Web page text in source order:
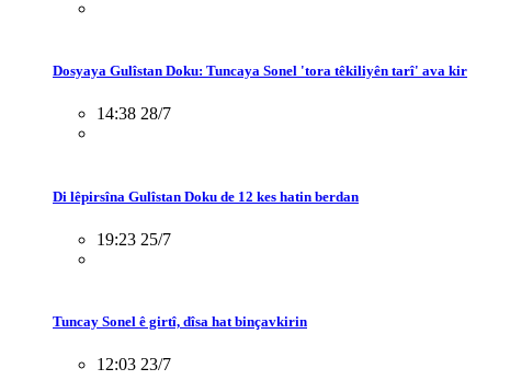
Dosyaya Gulîstan Doku: Tuncaya Sonel 'tora têkiliyên tarî' ava kir
14:38 28/7
Di lêpirsîna Gulîstan Doku de 12 kes hatin berdan
19:23 25/7
Tuncay Sonel ê girtî, dîsa hat binçavkirin
12:03 23/7